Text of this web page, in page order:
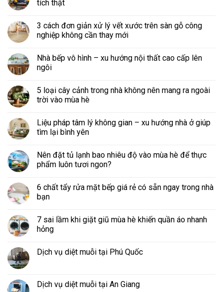
tích thật
3 cách đơn giản xử lý vết xước trên sàn gỗ công
nghiệp không cần thay mới
Nhà bếp vô hình – xu hướng nội thất cao cấp lên
ngôi
5 loại cây cảnh trong nhà không nên mang ra ngoài
trời vào mùa hè
Liệu pháp tâm lý không gian – xu hướng nhà ở giúp
tìm lại bình yên
Nên đặt tủ lạnh bao nhiêu độ vào mùa hè để thực
phẩm luôn tươi ngon?
6 chất tẩy rửa mặt bếp giá rẻ có sẵn ngay trong nhà
bạn
7 sai lầm khi giặt giũ mùa hè khiến quần áo nhanh
hỏng
Dịch vụ diệt muỗi tại Phú Quốc
Dịch vụ diệt muỗi tại An Giang